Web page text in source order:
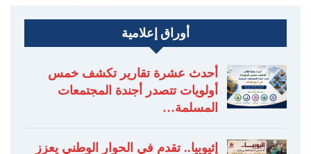
أوراق إعلامية
أحدث عشرة تقارير تكشف خمس
أولويات تتصدر أجندة المجتمعات
المسلمة…
إثيوبيا.. تقدم في الحوار الوطني يعزز